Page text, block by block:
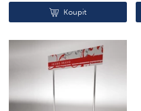
Koupit